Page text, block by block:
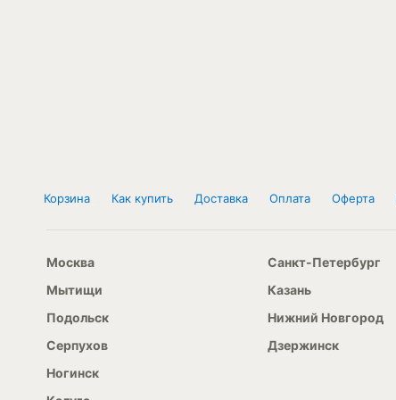
Корзина Как купить Доставка Оплата Оферта
Москва
Мытищи
Подольск
Серпухов
Ногинск
Санкт-Петербург
Казань
Нижний Новгород
Дзержинск